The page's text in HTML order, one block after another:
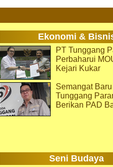
Ekonomi &
PT Tunggang
Perbaharui
Kejari Kukar
Semangat
Tunggang
Berikan PAD
Seni Budaya